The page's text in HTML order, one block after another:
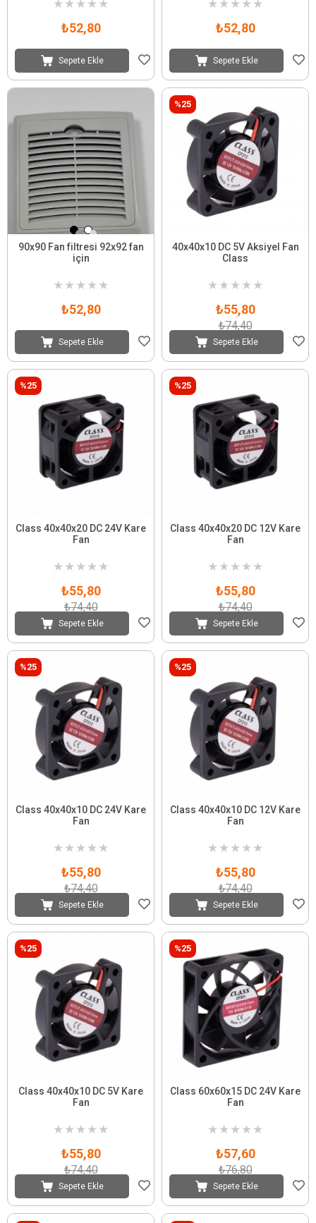
★ ★ ★ ★ ★
₺52,80
Sepete Ekle
★ ★ ★ ★ ★
₺52,80
Sepete Ekle
90x90 Fan filtresi 92x92 fan
için
★ ★ ★ ★ ★
₺52,80
Sepete Ekle
40x40x10 DC 5V Aksiyel Fan
Class
★ ★ ★ ★ ★
₺55,80
₺74,40
Sepete Ekle
%25
Class 40x40x20 DC 24V Kare
Fan
★ ★ ★ ★ ★
₺55,80
₺74,40
Sepete Ekle
%25
Class 40x40x20 DC 12V Kare
Fan
★ ★ ★ ★ ★
₺55,80
₺74,40
Sepete Ekle
%25
Class 40x40x10 DC 24V Kare
Fan
★ ★ ★ ★ ★
₺55,80
₺74,40
Sepete Ekle
%25
Class 40x40x10 DC 12V Kare
Fan
★ ★ ★ ★ ★
₺55,80
₺74,40
Sepete Ekle
%25
Class 40x40x10 DC 5V Kare
Fan
★ ★ ★ ★ ★
₺55,80
₺74,40
Sepete Ekle
%25
Class 60x60x15 DC 24V Kare
Fan
★ ★ ★ ★ ★
₺57,60
₺76,80
Sepete Ekle
%25